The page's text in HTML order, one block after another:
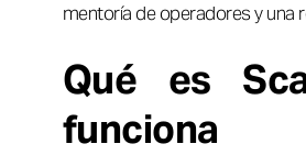
mentoría de operadores y una
Qué es
funciona